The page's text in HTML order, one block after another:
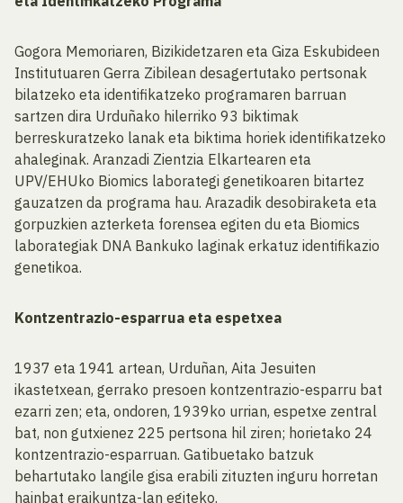
Gogora Memoriaren, Bizikidetzaren eta Giza Eskubideen
Institutuaren Gerra Zibilean desagertutako pertsonak
bilatzeko eta identifikatzeko programaren barruan
sartzen dira Urduñako hilerriko 93 biktimak
berreskuratzeko lanak eta biktima horiek identifikatzeko
ahaleginak. Aranzadi Zientzia Elkartearen eta
UPV/EHUko Biomics laborategi genetikoaren bitartez
gauzatzen da programa hau. Arazadik desobiraketa eta
gorpuzkien azterketa forensea egiten du eta Biomics
laborategiak DNA Bankuko laginak erkatuz identifikazio
genetikoa.
Kontzentrazio-esparrua eta espetxea
1937 eta 1941 artean, Urduñan, Aita Jesuiten
ikastetxean, gerrako presoen kontzentrazio-esparru bat
ezarri zen; eta, ondoren, 1939ko urrian, espetxe zentral
bat, non gutxienez 225 pertsona hil ziren; horietako 24
kontzentrazio-esparruan. Gatibuetako batzuk
behartutako langile gisa erabili zituzten inguru horretan
hainbat eraikuntza-lan egiteko.